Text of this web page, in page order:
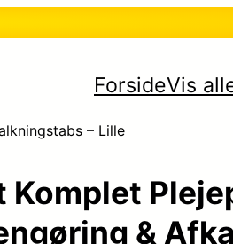
ForsideVis
– Lille
Komplet
&